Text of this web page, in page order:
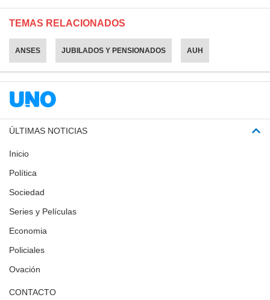
TEMAS RELACIONADOS
ANSES JUBILADOS Y PENSIONADOS AUH
ÚLTIMAS NOTICIAS
Inicio
Política
Sociedad
Series y Películas
Economia
Policiales
Ovación
CONTACTO